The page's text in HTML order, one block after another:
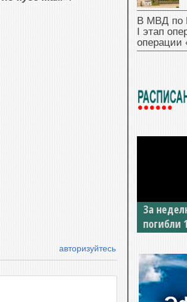
авторизуйтесь
В МВД по
I этап
операции
За
погибли